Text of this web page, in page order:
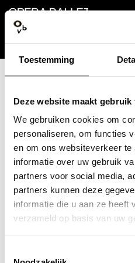
Toestemming
Deze website maakt gebruik
We gebruiken cookies om
personaliseren, om functies
en om ons websiteverkeer
informatie over uw gebruik
partners voor social media,
partners kunnen deze
informatie die u aan ze heeft
verzameld op basis van uw
Wachtwoord